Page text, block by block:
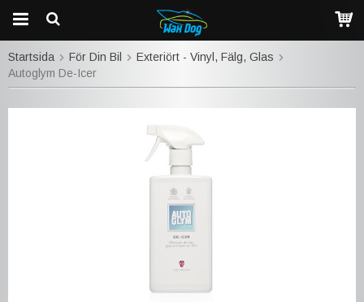
Startsida För Din Bil
Exteriört - Vinyl, Fälg, Glas
Autoglym De-Icer